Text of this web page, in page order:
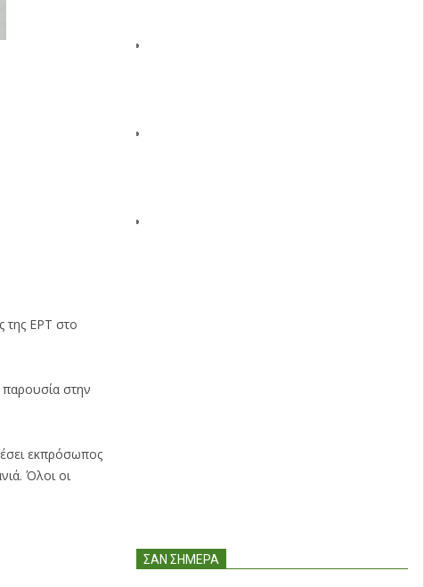
της ΕΡΤ στο
στην
εκπρόσωπος
Όλοι οι
ΣΑΝ ΣΉΜΕΡΑ